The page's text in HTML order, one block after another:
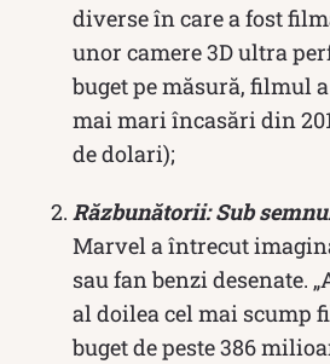
diverse în care a fost
unor camere 3D ultra
buget pe măsură, filmul
mai mari încasări din
de dolari);
Răzbunătorii: Sub
Marvel a întrecut
sau fan benzi desenate.
al doilea cel mai scump
buget de peste 386